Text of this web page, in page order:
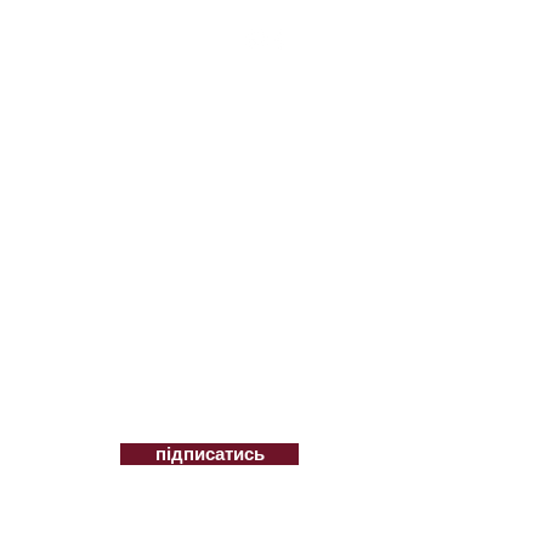
підписатись